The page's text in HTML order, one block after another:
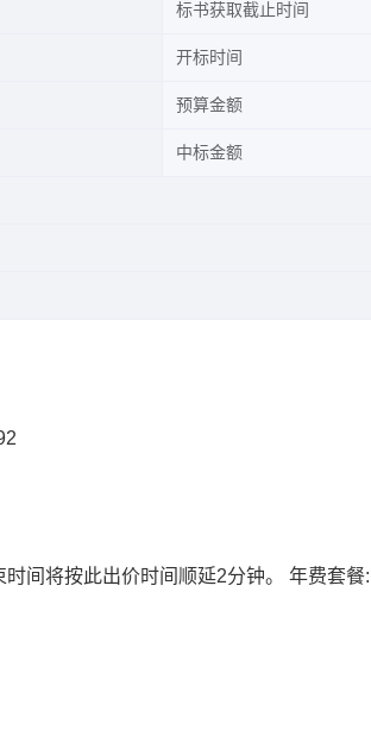
标书获取截止时间
开标时间
预算金额
中标金额
间将按此出价时间顺延2分钟。 年费套餐